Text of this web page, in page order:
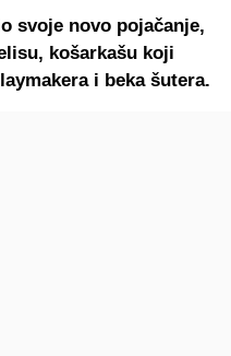
svoje novo pojačanje,
košarkašu koji
i beka šutera.